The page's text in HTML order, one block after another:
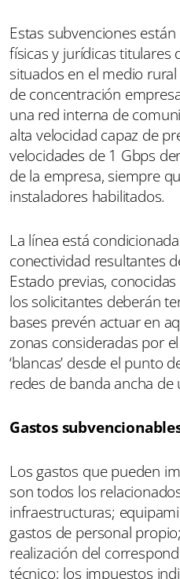
Estas subvenciones
físicas y jurídicas titulares
situados en el medio
de concentración
una red interna de
alta velocidad capaz de
velocidades de 1 Gbps
de la empresa, siempre
instaladores habilitados.
La línea está
conectividad resultantes
Estado previas,
los solicitantes deberán
bases prevén actuar en
zonas consideradas por el
‘blancas’ desde el punto
redes de banda ancha de
Gastos
Los gastos que pueden
son todos los
infraestructuras;
gastos de personal
realización del
técnico; los impuestos